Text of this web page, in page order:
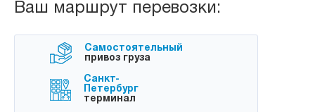
Ваш маршрут перевозки:
Самостоятельный
привоз груза
Санкт-
Петербург
терминал